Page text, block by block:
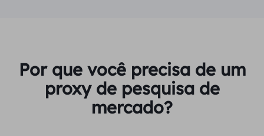
Por que você precisa de um
proxy de pesquisa de
mercado?